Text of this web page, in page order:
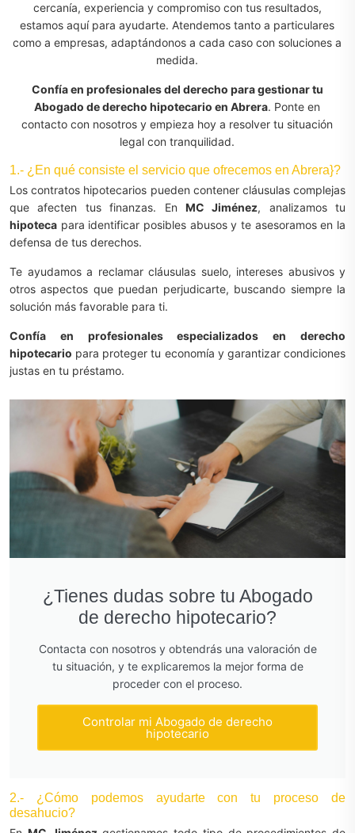
cercanía, experiencia y compromiso con tus resultados,
estamos aquí para ayudarte. Atendemos tanto a particulares
como a empresas, adaptándonos a cada caso con soluciones a
medida.
Confía en profesionales del derecho para gestionar tu
Abogado de derecho hipotecario en Abrera. Ponte en
contacto con nosotros y empieza hoy a resolver tu situación
legal con tranquilidad.
1.- ¿En qué consiste el servicio que ofrecemos en Abrera}?
Los contratos hipotecarios pueden contener cláusulas complejas
que afecten tus finanzas. En MC Jiménez, analizamos tu
hipoteca para identificar posibles abusos y te asesoramos en la
defensa de tus derechos.
Te ayudamos a reclamar cláusulas suelo, intereses abusivos y
otros aspectos que puedan perjudicarte, buscando siempre la
solución más favorable para ti.
Confía en profesionales especializados en derecho
hipotecario para proteger tu economía y garantizar condiciones
justas en tu préstamo.
¿Tienes dudas sobre tu Abogado
de derecho hipotecario?
Contacta con nosotros y obtendrás una valoración de
tu situación, y te explicaremos la mejor forma de
proceder con el proceso.
Controlar mi Abogado de derecho
hipotecario
2.- ¿Cómo podemos ayudarte con tu proceso de
desahucio?